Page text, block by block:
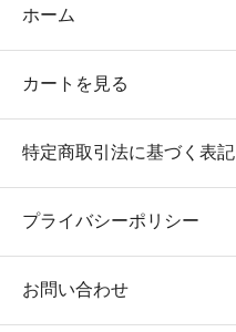
ホーム
カートを見る
特定商取引法に基づく表記
プライバシーポリシー
お問い合わせ